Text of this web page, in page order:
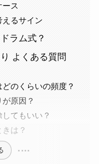
ース
るサイン
ラム式？
よくある質問
のくらいの頻度？
原因？
てもいい？
は？